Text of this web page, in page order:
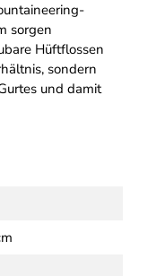
sorgen
Hüftflossen
sondern
und damit